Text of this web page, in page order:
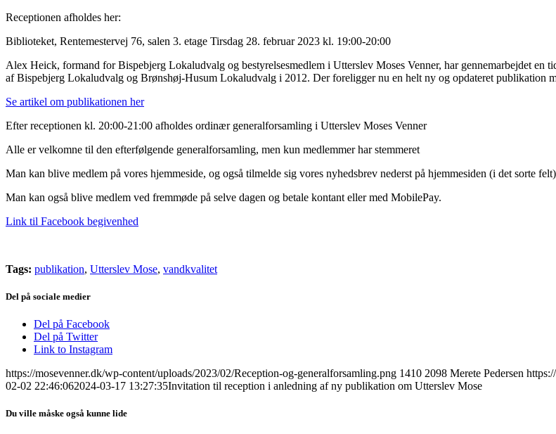
Receptionen afholdes her:
Biblioteket, Rentemestervej 76, salen 3. etage Tirsdag 28. februar 2023 kl. 19:00-20:00
Alex Heick, formand for Bispebjerg Lokaludvalg og bestyrelsesmedlem i Utterslev Moses Venner, har gennemarbejdet en
af Bispebjerg Lokaludvalg og Brønshøj-Husum Lokaludvalg i 2012. Der foreligger nu en helt ny og opdateret publikation
Se artikel om publikationen her
Efter receptionen kl. 20:00-21:00 afholdes ordinær generalforsamling i Utterslev Moses Venner
Alle er velkomne til den efterfølgende generalforsamling, men kun medlemmer har stemmeret
Man kan blive medlem på vores hjemmeside, og også tilmelde sig vores nyhedsbrev nederst på hjemmesiden (i det sorte
Man kan også blive medlem ved fremmøde på selve dagen og betale kontant eller med MobilePay.
Link til Facebook begivenhed
Tags: publikation, Utterslev Mose, vandkvalitet
Del på sociale medier
Del på Facebook
Del på Twitter
Link to Instagram
https://mosevenner.dk/wp-content/uploads/2023/02/Reception-og-generalforsamling.png 1410 2098 Merete Pedersen
02-02 22:46:062024-03-17 13:27:35Invitation til reception i anledning af ny publikation om Utterslev Mose
Du ville måske også kunne lide